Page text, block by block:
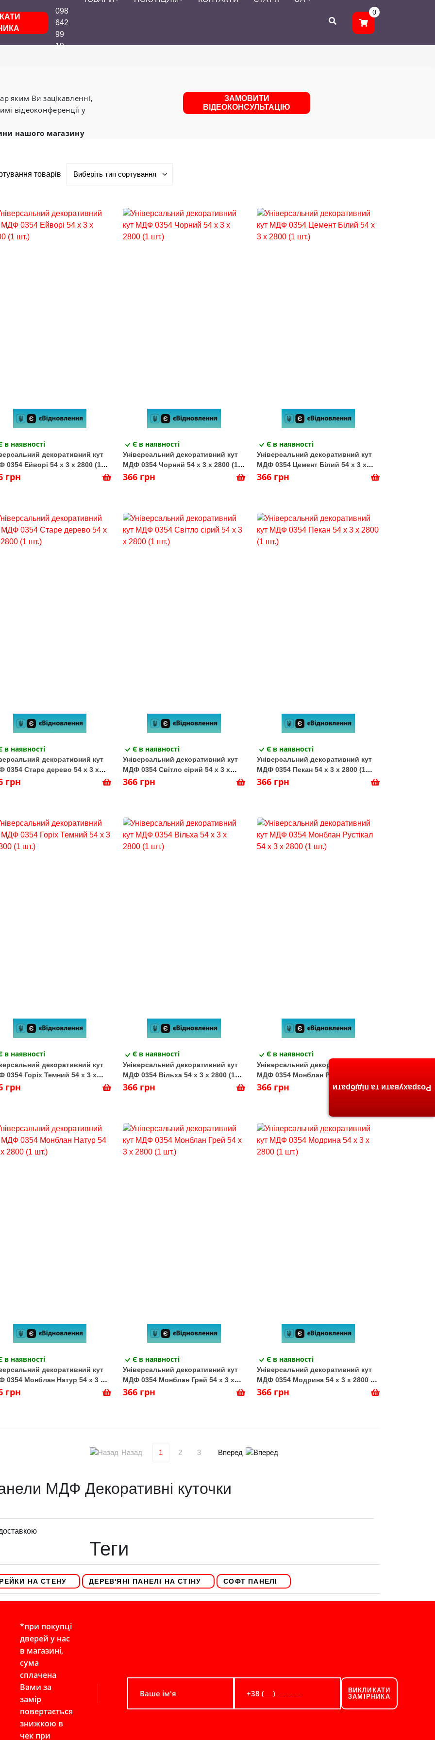
098
642
99
19
0
яким Ви зацікавленні,
відеоконференції у
нашого магазину
ЗАМОВИТИ
ВІДЕОКОНСУЛЬТАЦІЮ
товарів
в наявності
декоративний кут
0354 Ейворі 54 х 3 х 2800 (1
грн
Є в наявності
Універсальний декоративний кут
МДФ 0354 Чорний 54 х 3 х 2800 (1
шт.)
366 грн
Є в наявності
Універсальний декоративний кут
МДФ 0354 Цемент Білий 54 х 3 х
2800 (1 шт.)
366 грн
в наявності
декоративний кут
0354 Старе дерево 54 х 3 х
(1 шт.)
грн
Є в наявності
Універсальний декоративний кут
МДФ 0354 Світло сірий 54 х 3 х
2800 (1 шт.)
366 грн
Є в наявності
Універсальний декоративний кут
МДФ 0354 Пекан 54 х 3 х 2800 (1
шт.)
366 грн
в наявності
декоративний кут
0354 Горіх Темний 54 х 3 х
(1 шт.)
грн
Є в наявності
Універсальний декоративний кут
МДФ 0354 Вільха 54 х 3 х 2800 (1
шт.)
366 грн
Є в наявності
Універсальний декоративний кут
МДФ 0354 Монблан Рустікал 54 х 3
х 2800 (1 шт.)
366 грн
в наявності
декоративний кут
0354 Монблан Натур 54 х 3 х
(1 шт.)
грн
Є в наявності
Універсальний декоративний кут
МДФ 0354 Монблан Грей 54 х 3 х
2800 (1 шт.)
366 грн
Є в наявності
Універсальний декоративний кут
МДФ 0354 Модрина 54 х 3 х 2800 (1
шт.)
366 грн
Назад 1 2 3 Вперед
МДФ Декоративні куточки
Теги
НА СТЕНУ ДЕРЕВ'ЯНІ ПАНЕЛІ НА СТІНУ СОФТ ПАНЕЛІ
*при покупці
дверей у нас
в магазині,
сума
сплачена
Вами за
замір
повертається
знижкою в
чек при
ВИКЛИКАТИ
ЗАМІРНИКА
Розрахувати та підібрати